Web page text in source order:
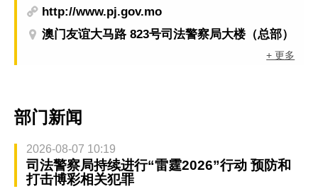
http://www.pj.gov.mo
澳门友谊大马路 823号司法警察局大楼（总部）
+ 更多
部门新闻
2026-08-07 10:19
司法警察局持续进行“雷霆2026”行动 预防和
打击博彩相关犯罪